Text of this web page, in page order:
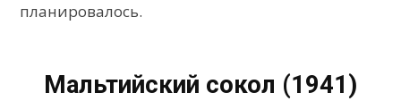
планировалось.
Мальтийский сокол (1941)